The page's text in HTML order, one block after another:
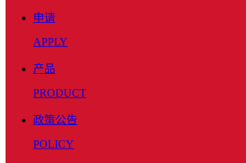
申请
APPLY
产品
PRODUCT
政策公告
POLICY